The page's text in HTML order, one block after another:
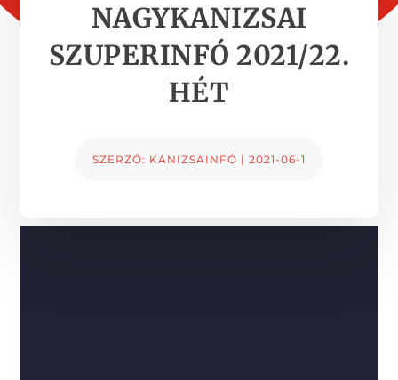
NAGYKANIZSAI
SZUPERINFÓ 2021/22.
HÉT
SZERZŐ: KANIZSAINFÓ | 2021-06-1